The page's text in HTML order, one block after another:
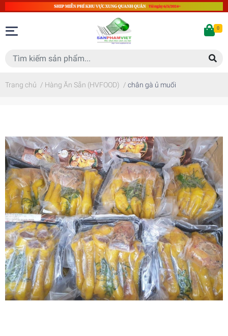
0
Trang chủ / Hàng Ăn Sẵn (HVFOOD) / chân gà ủ muối